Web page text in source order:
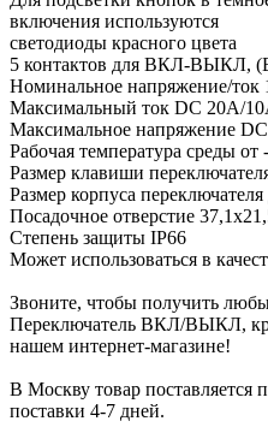
включения используются
светодиоды красного цвета
5 контактов для ВКЛ-
Номинальное напряжение/
Максимальный ток DC 20А/
Максимальное напряжение
Рабочая температура среды
Размер клавиши
Размер корпуса
Посадочное отверстие
Степень защиты IP66
Может использоваться в
Звоните, чтобы получить
Переключатель ВКЛ/ВЫКЛ,
нашем интернет-магазине!
В Москву товар поставляется
поставки 4-7 дней.